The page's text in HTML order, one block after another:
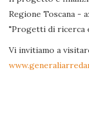
Regione Toscana -
"Progetti di ricerca
Vi invitiamo a